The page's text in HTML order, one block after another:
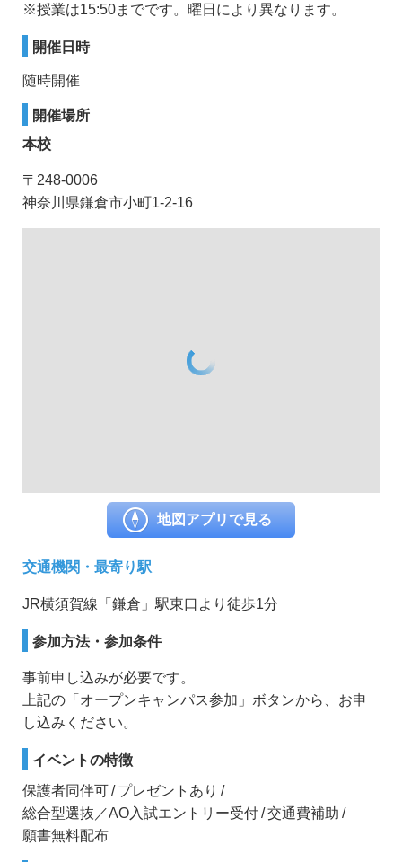
※授業は15:50までです。曜日により異なります。
開催日時
随時開催
開催場所
本校
〒248-0006
神奈川県鎌倉市小町1-2-16
地図アプリで見る
交通機関・最寄り駅
JR横須賀線「鎌倉」駅東口より徒歩1分
参加方法・参加条件
事前申し込みが必要です。
上記の「オープンキャンパス参加」ボタンから、お申
し込みください。
イベントの特徴
保護者同伴可
プレゼントあり
総合型選抜／AO入試エントリー受付 交通費補助
願書無料配布